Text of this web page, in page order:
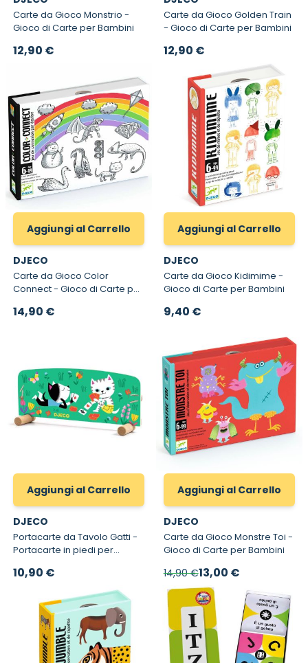
Carte da Gioco Monstrio -
Gioco di Carte per Bambini
12,90 €
Carte da Gioco Golden Train
- Gioco di Carte per Bambini
12,90 €
Aggiungi al Carrello
DJECO
Carte da Gioco Color
Connect - Gioco di Carte per
14,90 €
Aggiungi al Carrello
DJECO
Carte da Gioco Kidimime -
Gioco di Carte per Bambini
9,40 €
Aggiungi al Carrello
DJECO
Portacarte da Tavolo Gatti -
Portacarte in piedi per
10,90 €
Aggiungi al Carrello
DJECO
Carte da Gioco Monstre Toi -
Gioco di Carte per Bambini
14,90 €Prezzo speciale
13,00 €